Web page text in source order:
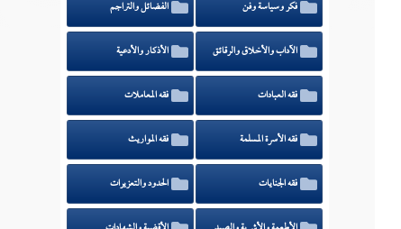
فكر وسياسة وفن الفضائل والتراجم
الآداب والأخلاق والرقائق الأذكار والأدعية
فقه العبادات فقه المعاملات
فقه الأسرة المسلمة فقه المواريث
فقه الجنايات الحدود والتعزيرات